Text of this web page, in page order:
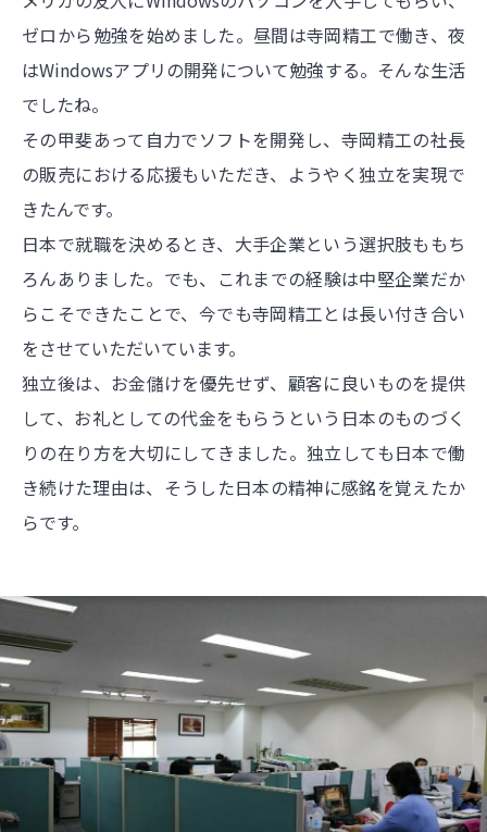
ゼロから勉強を始めました。昼間は寺岡精工で働き、夜
はWindowsアプリの開発について勉強する。そんな生活
でしたね。
その甲斐あって自力でソフトを開発し、寺岡精工の社長
の販売における応援もいただき、ようやく独立を実現で
きたんです。
日本で就職を決めるとき、大手企業という選択肢ももち
ろんありました。でも、これまでの経験は中堅企業だか
らこそできたことで、今でも寺岡精工とは長い付き合い
をさせていただいています。
独立後は、お金儲けを優先せず、顧客に良いものを提供
して、お礼としての代金をもらうという日本のものづく
りの在り方を大切にしてきました。独立しても日本で働
き続けた理由は、そうした日本の精神に感銘を覚えたか
らです。